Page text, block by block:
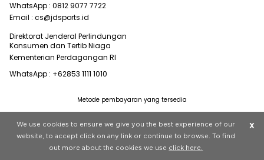
WhatsApp : 0812 9077 7722
Email : cs@jdsports.id
Direktorat Jenderal Perlindungan
Konsumen dan Tertib Niaga
Kementerian Perdagangan RI
WhatsApp : +62853 1111 1010
Copyright © 2022 JD Sports All rights reserved.
Metode pembayaran yang tersedia
We use cookies to ensure we give you the best experience of our
website, to accept click on any link or continue to browse. To find
out more about the cookies we use click here.
X